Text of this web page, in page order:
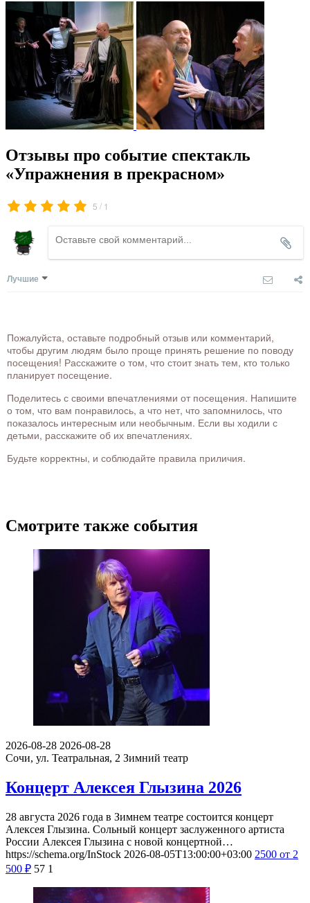
Отзывы про событие спектакль
«Упражнения в прекрасном»
5 / 1
Лучшие
Пожалуйста, оставьте подробный отзыв или комментарий,
чтобы другим людям было проще принять решение по поводу
посещения! Расскажите о том, что стоит знать тем, кто только
планирует посещение.
Поделитесь с своими впечатлениями от посещения. Напишите
о том, что вам понравилось, а что нет, что запомнилось, что
показалось интересным или необычным. Если вы ходили с
детьми, расскажите об их впечатлениях.
Будьте корректны, и соблюдайте правила приличия.
Смотрите также события
2026-08-28 2026-08-28
Сочи, ул. Театральная, 2 Зимний театр
Концерт Алексея Глызина 2026
28 августа 2026 года в Зимнем театре состоится концерт
Алексея Глызина. Сольный концерт заслуженного артиста
России Алексея Глызина с новой концертной…
https://schema.org/InStock 2026-08-05T13:00:00+03:00 2500 от 2
500 ₽ 57 1